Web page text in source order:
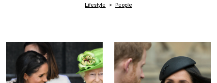
Lifestyle People